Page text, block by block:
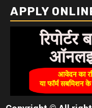
APPLY